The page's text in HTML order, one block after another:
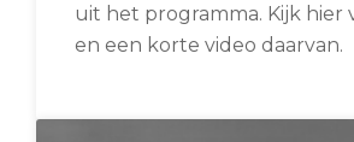
uit het programma. Kijk hier
en een korte video daarvan.